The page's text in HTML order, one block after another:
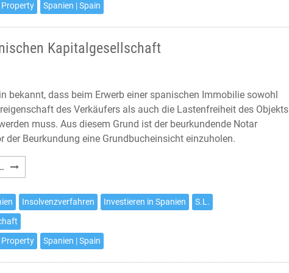
deren
Spanien | Spain
Kapitalgesellschaft
bekannt, dass beim Erwerb einer spanischen Immobilie sowohl
des Verkäufers als auch die Lastenfreiheit des Objekts
muss. Aus diesem Grund ist der beurkundende Notar
der Beurkundung eine Grundbucheinsicht einzuholen.
Erwerb
einer
Immobilie
von
einer
spanischen
Insolvenzverfahren Investieren in Spanien
S.L.
Spanien | Spain